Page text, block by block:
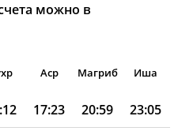
можно в
Аср Магриб Иша
17:23 20:59 23:05